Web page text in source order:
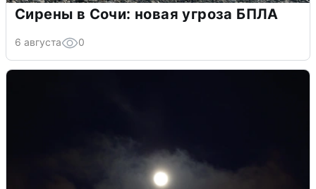
Сирены в Сочи: новая угроза БПЛА
6 августа 0